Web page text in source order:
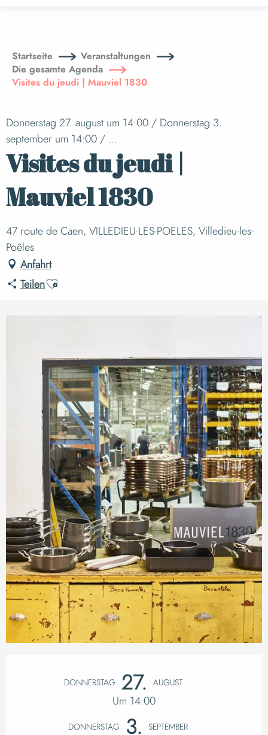
principal
Startseite
Veranstaltungen
Die gesamte Agenda
Visites du jeudi | Mauviel 1830
Donnerstag 27. august um 14:00 / Donnerstag 3.
september um 14:00 / ...
Visites du jeudi |
Mauviel 1830
47 route de Caen, VILLEDIEU-LES-POELES, Villedieu-les-
Poêles
Anfahrt
TeilenAjouter aux favoris
Öffnungszeiten &
DONNERSTAG 27. AUGUST
Um 14:00
DONNERSTAG 3. SEPTEMBER